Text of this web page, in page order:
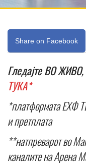
Share on Facebook
Гледајте ВО ЖИВО,
ТУКА*
*платформата ЕХФ
и претплата
**натпреварот во
каналите на Арена